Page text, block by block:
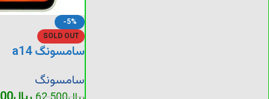
-5%
SOLD OUT
سامسونگ a14
سامسونگ